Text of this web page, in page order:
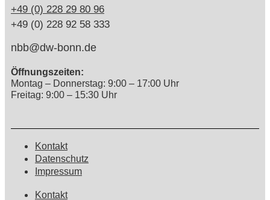
+49 (0) 228 29 80 96
+49 (0) 228 92 58 333
nbb@dw-bonn.de
Öffnungszeiten:
Montag – Donnerstag: 9:00 – 17:00 Uhr
Freitag: 9:00 – 15:30 Uhr
Kontakt
Datenschutz
Impressum
Kontakt